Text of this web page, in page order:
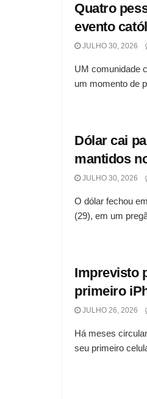
Quatro
evento
JULHO 30, 2026
UM comunidade
um momento de
Dólar cai
mantidos
JULHO 30, 2026
O dólar fechou
(29), em um
Imprevisto
primeiro
JULHO 26, 2026
Há meses
seu primeiro